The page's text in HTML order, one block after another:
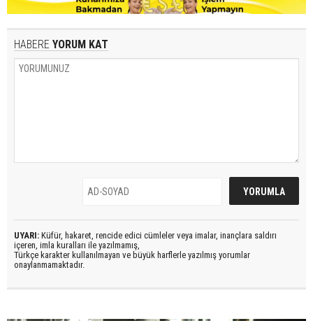
HABERE YORUM KAT
UYARI: Küfür, hakaret, rencide edici cümleler veya imalar, inançlara saldırı
içeren, imla kuralları ile yazılmamış,
Türkçe karakter kullanılmayan ve büyük harflerle yazılmış yorumlar
onaylanmamaktadır.